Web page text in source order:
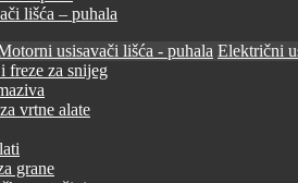
lišća – puhala
usisavači lišća - puhala Električni
freze za snijeg
vrtne alate
grane